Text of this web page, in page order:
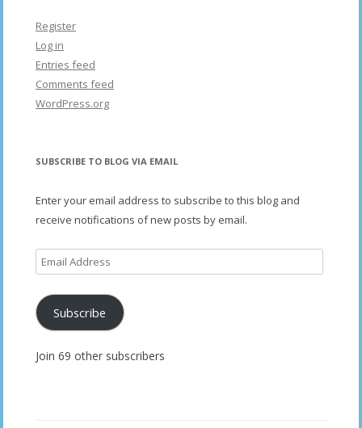
Register
Log in
Entries feed
Comments feed
WordPress.org
SUBSCRIBE TO BLOG VIA EMAIL
Enter your email address to subscribe to this blog and
receive notifications of new posts by email.
Email
Address
Subscribe
Join 69 other subscribers